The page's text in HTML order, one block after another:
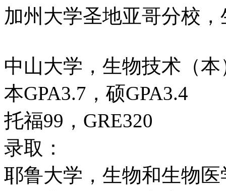
加州大学圣地亚哥分校
中山大学，生物技术（
本GPA3.7，硕GPA3.4
托福99，GRE320
录取：
耶鲁大学，生物和生物